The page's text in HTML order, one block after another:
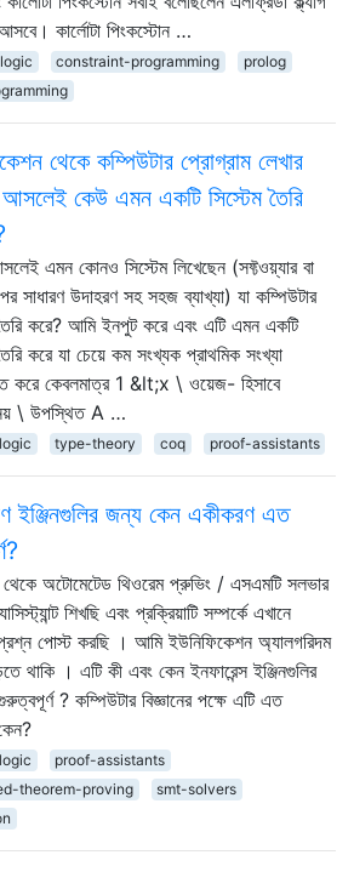
কার্লোটা পিংকস্টোন …
logic constraint-programming
prolog
থেকে কম্পিউটার প্রোগ্রাম লেখার
কেউ এমন একটি সিস্টেম তৈরি
এমন কোনও সিস্টেম লিখেছেন (সফ্টওয়্যার বা
সাধারণ উদাহরণ সহ সহজ ব্যাখ্যা) যা কম্পিউটার
করে? আমি ইনপুট করে এবং এটি এমন একটি
করে যা চেয়ে কম সংখ্যক প্রাথমিক সংখ্যা
করে কেবলমাত্র 1 &lt;x \ ওয়েজ- হিসাবে
\ উপস্থিত A …
logic type-theory coq proof-assistants
ইঞ্জিনগুলির জন্য কেন একীকরণ এত
অটোমেটেড থিওরেম প্রুভিং / এসএমটি সলভার
শিখছি এবং প্রক্রিয়াটি সম্পর্কে এখানে
প্রশ্ন পোস্ট করছি । আমি ইউনিফিকেশন অ্যালগরিদম
থাকি । এটি কী এবং কেন ইনফারেন্স ইঞ্জিনগুলির
? কম্পিউটার বিজ্ঞানের পক্ষে এটি এত
logic
proof-assistants
theorem-proving
smt-solvers